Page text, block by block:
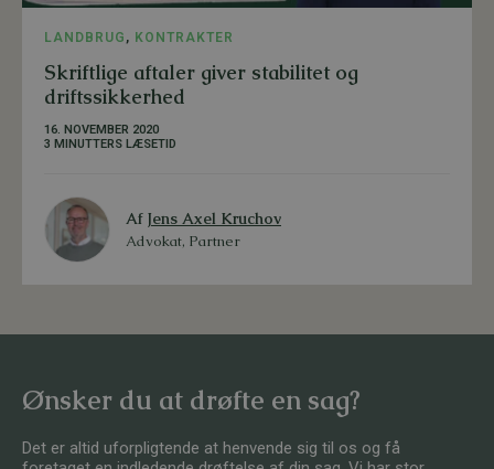
LANDBRUG , KONTRAKTER
Skriftlige aftaler giver stabilitet og
driftssikkerhed
16. NOVEMBER 2020
3 MINUTTERS LÆSETID
Af Jens Axel Kruchov
Advokat, Partner
Ønsker du at drøfte en sag?
Det er altid uforpligtende at henvende sig til os og få